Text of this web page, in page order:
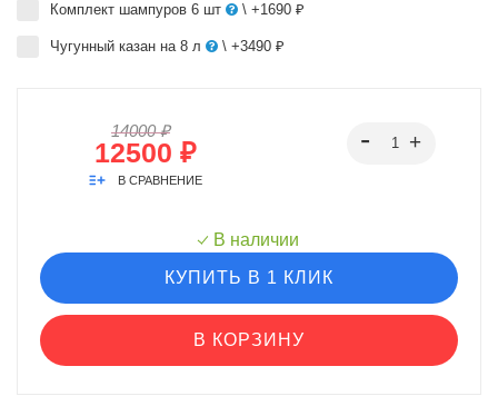
Комплект шампуров 6 шт \ +1690 ₽
Чугунный казан на 8 л \ +3490 ₽
14000 ₽
12500 ₽
В СРАВНЕНИЕ
В наличии
КУПИТЬ В 1 КЛИК
В КОРЗИНУ